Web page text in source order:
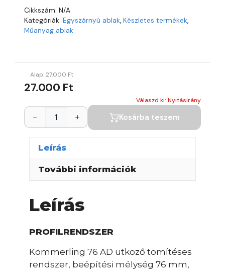
Cikkszám: N/A
Kategóriák: Egyszárnyú ablak, Készletes termékek,
Műanyag ablak
Alap:27.000 Ft
27.000 Ft
Válaszd ki: Nyitásirány
− + Kosárba teszem
Leírás
További információk
Leírás
PROFILRENDSZER
Kömmerling 76 AD ütköző tömítéses
rendszer, beépítési mélység 76 mm,